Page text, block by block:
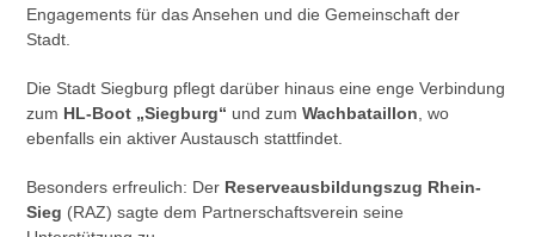
Engagements für das Ansehen und die Gemeinschaft der
Stadt.
Die Stadt Siegburg pflegt darüber hinaus eine enge Verbindung
zum HL-Boot „Siegburg“ und zumWachbataillon , wo
ebenfalls ein aktiver Austausch stattfindet.
Besonders erfreulich: Der Reserveausbildungszug Rhein-
Sieg (RAZ) sagte dem Partnerschaftsverein seine